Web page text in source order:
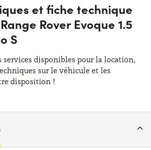
et fiche technique
Rover Evoque 1.5
S
services disponibles pour la location,
sur le véhicule et les
disposition !